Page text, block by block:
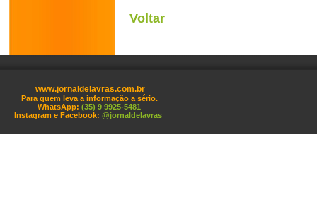
Voltar
www.jornaldelavras.com.br
Para quem leva a informação a sério.
WhatsApp: (35) 9 9925-5481
Instagram e Facebook: @jornaldelavras